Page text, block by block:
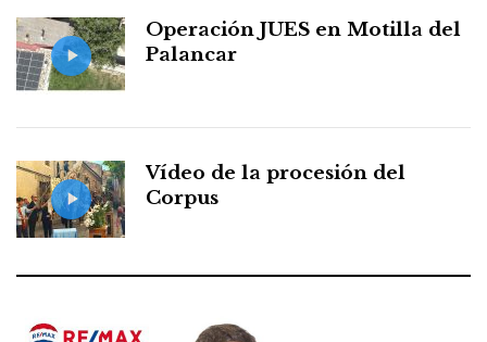
Operación JUES en Motilla del
Palancar
Vídeo de la procesión del
Corpus